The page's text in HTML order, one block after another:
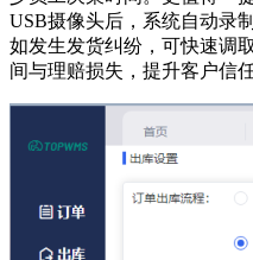
USB摄像头后，系统自动录
如发生发货纠纷，可快速调
间与理赔损失，提升客户信任